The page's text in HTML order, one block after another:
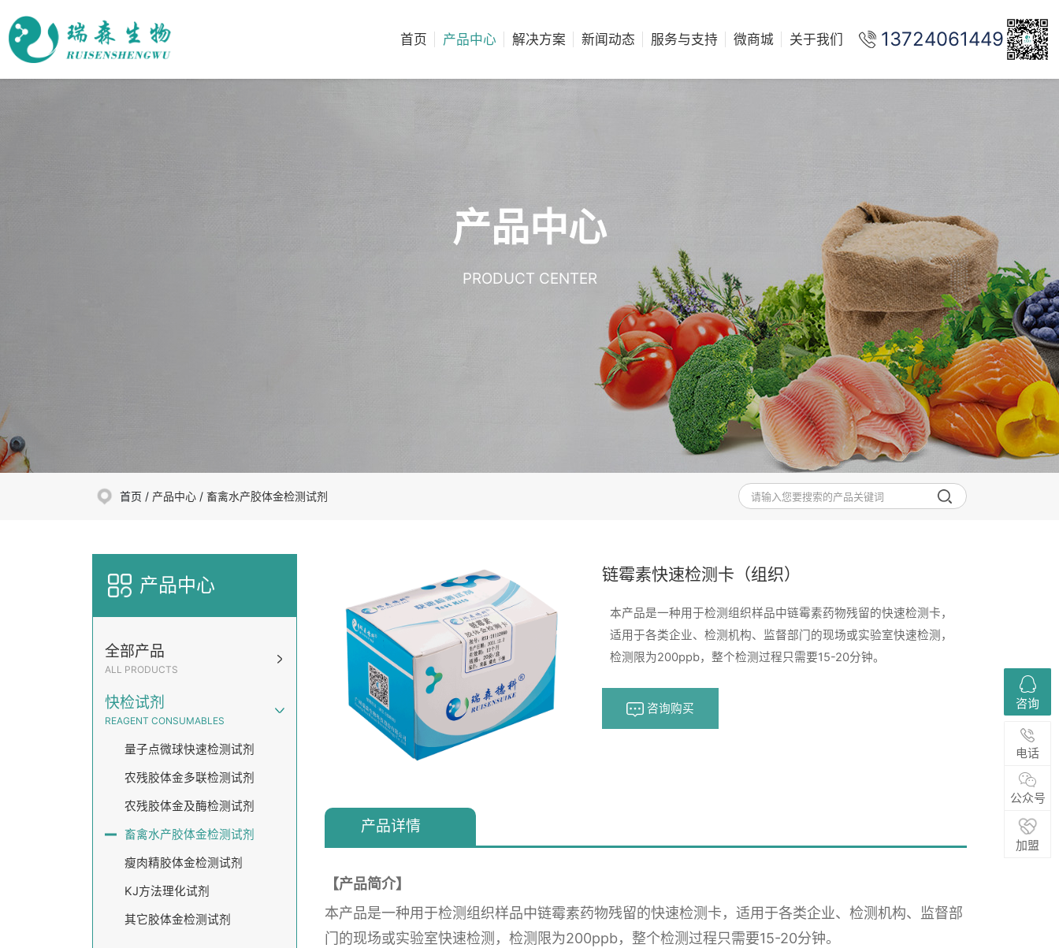
首页 产品中心 解决方案 新闻动态 服务与支持 微商城 关于我们 13724061449
产品中心
PRODUCT CENTER
首页 / 产品中心 / 畜禽水产胶体金检测试剂
产品中心
全部产品
ALL PRODUCTS
快检试剂
REAGENT CONSUMABLES
量子点微球快速检测试剂
农残胶体金多联检测试剂
农残胶体金及酶检测试剂
畜禽水产胶体金检测试剂
瘦肉精胶体金检测试剂
KJ方法理化试剂
其它胶体金检测试剂
链霉素快速检测卡（组织）
本产品是一种用于检测组织样品中链霉素药物残留的快速检测卡，
适用于各类企业、检测机构、监督部门的现场或实验室快速检测，
检测限为200ppb，整个检测过程只需要15-20分钟。
咨询购买
产品详情
【产品简介】
本产品是一种用于检测组织样品中链霉素药物残留的快速检测卡，适用于各类企业、检测机构、监督部
门的现场或实验室快速检测，检测限为200ppb，整个检测过程只需要15-20分钟。
咨询
电话
公众号
加盟